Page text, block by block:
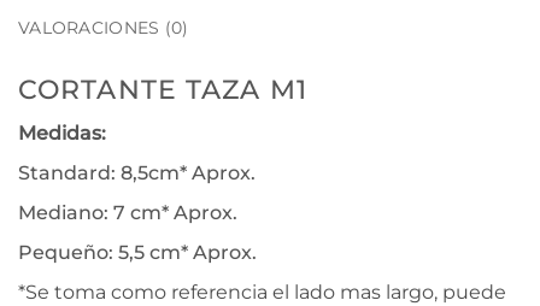
VALORACIONES (0)
CORTANTE TAZA M1
Medidas:
Standard: 8,5cm* Aprox.
Mediano: 7 cm* Aprox.
Pequeño: 5,5 cm* Aprox.
*Se toma como referencia el lado mas largo, puede